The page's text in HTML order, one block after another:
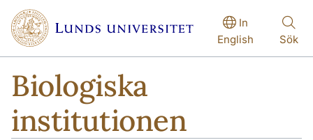
Hoppa till huvudinnehåll
Hoppa till huvudinnehåll
In
English
Sök
Biologiska
institutionen